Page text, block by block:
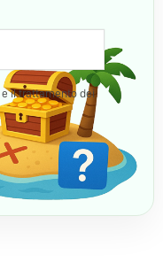
e il trattamento dei